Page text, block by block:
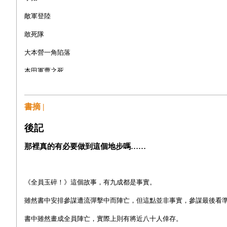
敵軍登陸
敢死隊
大本營一角陷落
本田軍曹之死
當晚的遭遇
聖喬治角
死亡使者
後記
書摘 |
後記
那裡真的有必要做到這個地步嗎……
《全員玉碎！》這個故事，有九成都是事實。
雖然書中安排參謀遭流彈擊中而陣亡，但這點並非事實，參謀最後看
書中雖然畫成全員陣亡，實際上則有將近八十人倖存。